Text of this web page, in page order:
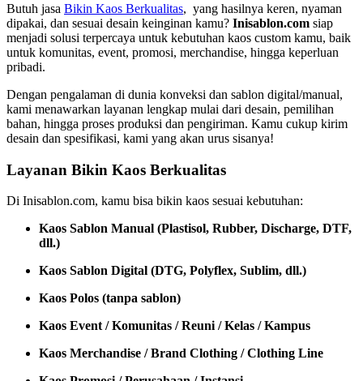
Butuh jasa Bikin Kaos Berkualitas, yang hasilnya keren, nyaman
dipakai, dan sesuai desain keinginan kamu? Inisablon.com siap
menjadi solusi terpercaya untuk kebutuhan kaos custom kamu, baik
untuk komunitas, event, promosi, merchandise, hingga keperluan
pribadi.
Dengan pengalaman di dunia konveksi dan sablon digital/manual,
kami menawarkan layanan lengkap mulai dari desain, pemilihan
bahan, hingga proses produksi dan pengiriman. Kamu cukup kirim
desain dan spesifikasi, kami yang akan urus sisanya!
Layanan Bikin Kaos Berkualitas
Di Inisablon.com, kamu bisa bikin kaos sesuai kebutuhan:
Kaos Sablon Manual (Plastisol, Rubber, Discharge, DTF,
dll.)
Kaos Sablon Digital (DTG, Polyflex, Sublim, dll.)
Kaos Polos (tanpa sablon)
Kaos Event / Komunitas / Reuni / Kelas / Kampus
Kaos Merchandise / Brand Clothing / Clothing Line